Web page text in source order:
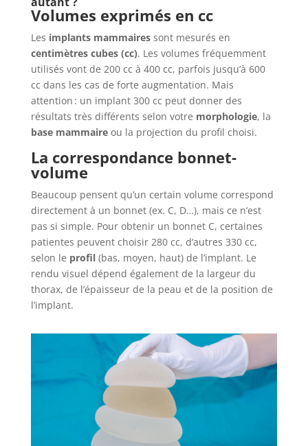
Volumes exprimés en cc
Les implants mammairessont mesurés en
centimètres cubes (cc). Les volumes fréquemment
utilisés vont de 200 cc à 400 cc, parfois jusqu’à 600
cc dans les cas de forte augmentation. Mais
attention : un implant 300 cc peut donner des
résultats très différents selon votre morphologie, la
base mammaireou la projection du profil choisi.
La correspondance bonnet-
volume
Beaucoup pensent qu’un certain volume correspond
directement à un bonnet (ex. C, D…), mais ce n’est
pas si simple. Pour obtenir un bonnet C, certaines
patientes peuvent choisir 280 cc, d’autres 330 cc,
selon le profil(bas, moyen, haut) de l’implant. Le
rendu visuel dépend également de la largeur du
thorax, de l’épaisseur de la peau et de la position de
l’implant.